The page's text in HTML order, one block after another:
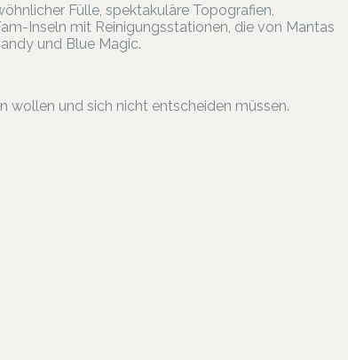
Fülle, spektakuläre Topografien,
Inseln mit Reinigungsstationen, die von Mantas
und Blue Magic.
wollen und sich nicht entscheiden müssen.